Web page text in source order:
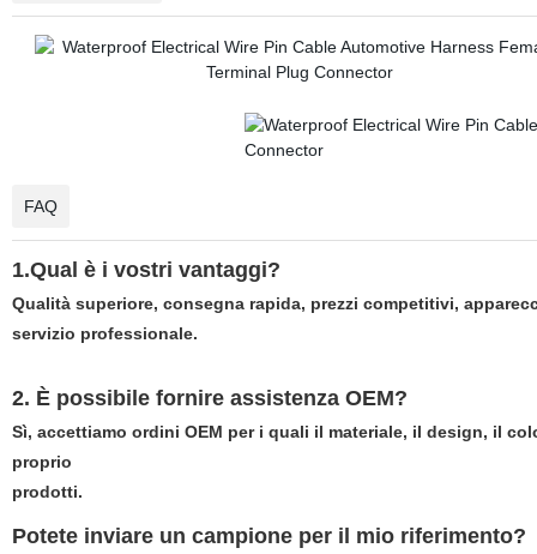
FAQ
1.Qual è i vostri vantaggi?
Qualità superiore, consegna rapida, prezzi competitivi,
servizio professionale.
2. È possibile fornire assistenza OEM?
Sì, accettiamo ordini OEM per i quali il materiale, il design, il
proprio
prodotti.
Potete inviare un campione per il mio riferimento?